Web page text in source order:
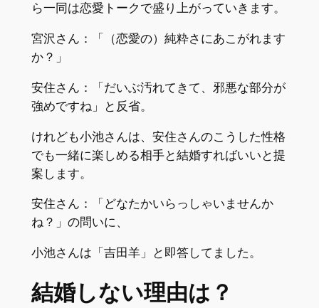
ら一同は恋愛トークで盛り上がっていきます。
宮沢さん：「（恋愛の）純粋さにあこがれます
か？」
安住さん：「だいぶ汚れてきて、邪悪な部分が
強めですね」と反省。
けれども小池さんは、安住さんのこうした性格
でも一緒に楽しめる相手と結婚すればいいと提
案します。
安住さん：「どなたかいらっしゃいませんか
ね？」の問いに、
小池さんは「吉田羊」と即答してました。
結婚しない理由は？